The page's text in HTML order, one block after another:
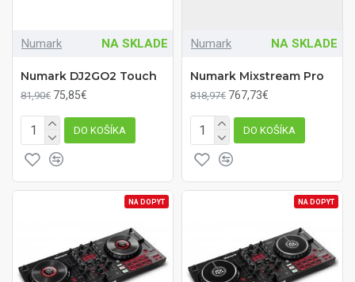
Numark NA SKLADE
Numark DJ2GO2 Touch
81,90€ 75,85€
DO KOŠÍKA
Numark NA SKLADE
Numark Mixstream Pro
818,97€ 767,73€
DO KOŠÍKA
NA DOPYT NA DOPYT